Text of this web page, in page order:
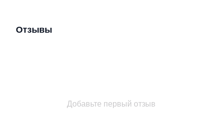
Отзывы
Добавьте первый отзыв